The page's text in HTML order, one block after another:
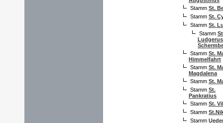
Stamm St.
Stamm St.
Stamm St.
Stamm
Ludgerus
Stamm St.
Himmelfahrt
Stamm St.
Magdalena
Stamm St.
Stamm St.
Pankratius
Stamm St.
Stamm
Stamm